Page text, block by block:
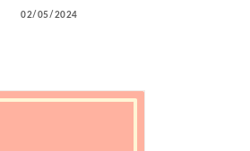
02/05/2024